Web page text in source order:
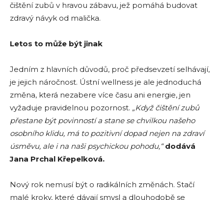
čištění zubů v hravou zábavu, jež pomáhá budovat
zdravý návyk od malička.
Letos to může být jinak
Jedním z hlavních důvodů, proč předsevzetí selhávají,
je jejich náročnost. Ústní wellness je ale jednoduchá
změna, která nezabere více času ani energie, jen
vyžaduje pravidelnou pozornost. „Když čištění zubů
přestane být povinností a stane se chvilkou našeho
osobního klidu, má to pozitivní dopad nejen na zdraví
úsměvu, ale i na naši psychickou pohodu,“ dodává
Jana Prchal Křepelková.
Nový rok nemusí být o radikálních změnách. Stačí
malé kroky, které dávají smysl a dlouhodobě se